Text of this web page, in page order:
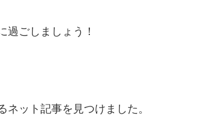
過ごしましょう！
ット記事を見つけました。